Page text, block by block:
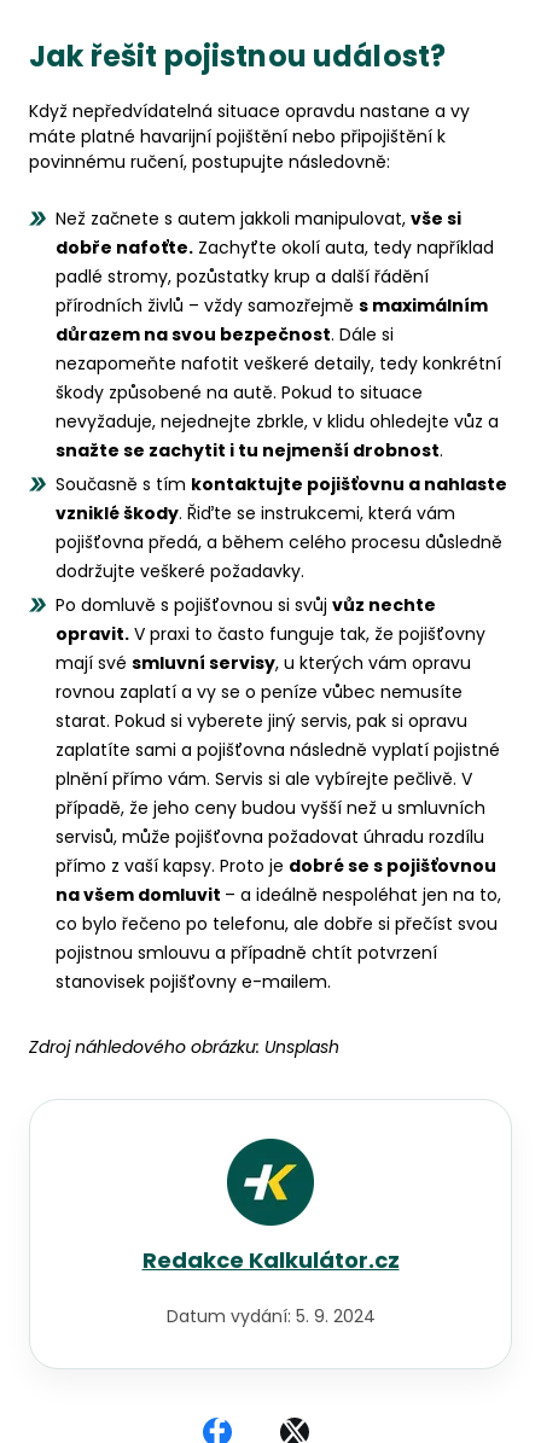
Jak řešit pojistnou událost?
Když nepředvídatelná situace opravdu nastane a vy
máte platné havarijní pojištění nebo připojištění k
povinnému ručení, postupujte následovně:
Než začnete s autem jakkoli manipulovat, vše si
dobře nafoťte. Zachyťte okolí auta, tedy například
padlé stromy, pozůstatky krup a další řádění
přírodních živlů – vždy samozřejmě s maximálním
důrazem na svou bezpečnost. Dále si
nezapomeňte nafotit veškeré detaily, tedy konkrétní
škody způsobené na autě. Pokud to situace
nevyžaduje, nejednejte zbrkle, v klidu ohledejte vůz a
snažte se zachytit i tu nejmenší drobnost.
Současně s tím kontaktujte pojišťovnu a nahlaste
vzniklé škody. Řiďte se instrukcemi, která vám
pojišťovna předá, a během celého procesu důsledně
dodržujte veškeré požadavky.
Po domluvě s pojišťovnou si svůj vůz nechte
opravit. V praxi to často funguje tak, že pojišťovny
mají své smluvní servisy, u kterých vám opravu
rovnou zaplatí a vy se o peníze vůbec nemusíte
starat. Pokud si vyberete jiný servis, pak si opravu
zaplatíte sami a pojišťovna následně vyplatí pojistné
plnění přímo vám. Servis si ale vybírejte pečlivě. V
případě, že jeho ceny budou vyšší než u smluvních
servisů, může pojišťovna požadovat úhradu rozdílu
přímo z vaší kapsy. Proto je dobré se s pojišťovnou
na všem domluvit – a ideálně nespoléhat jen na to,
co bylo řečeno po telefonu, ale dobře si přečíst svou
pojistnou smlouvu a případně chtít potvrzení
stanovisek pojišťovny e-mailem.
Zdroj náhledového obrázku: Unsplash
Redakce Kalkulátor.cz
Datum vydání: 5. 9. 2024